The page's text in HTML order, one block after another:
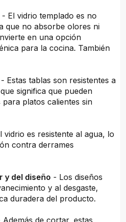
- El vidrio templado es no
que no absorbe olores ni
en una opción
para la cocina. También
- Estas tablas son resistentes a
significa que pueden
platos calientes sin
vidrio es resistente al agua, lo
contra derrames
y del diseño - Los diseños
y al desgaste,
duradera del producto.